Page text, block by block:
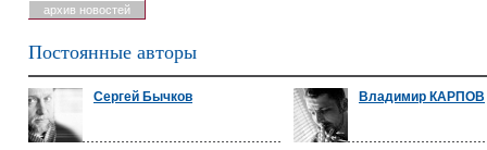
архив новостей
Постоянные авторы
Сергей Бычков Владимир КАРПОВ